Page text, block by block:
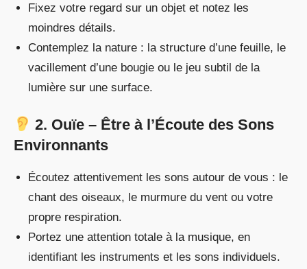
Fixez votre regard sur un objet et notez les
moindres détails.
Contemplez la nature : la structure d’une feuille, le
vacillement d’une bougie ou le jeu subtil de la
lumière sur une surface.
2. Ouïe – Être à l’Écoute des Sons
Environnants
Écoutez attentivement les sons autour de vous : le
chant des oiseaux, le murmure du vent ou votre
propre respiration.
Portez une attention totale à la musique, en
identifiant les instruments et les sons individuels.